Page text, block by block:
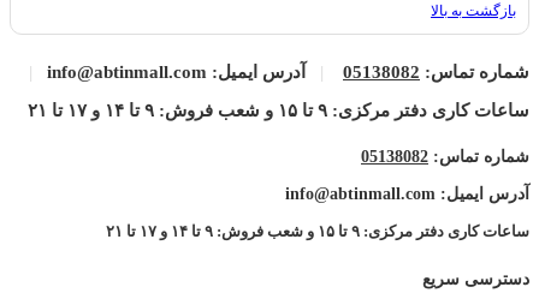
بازگشت به بالا
شماره تماس: 05138082
| آدرس ایمیل: info@abtinmall.com
|
ساعات کاری دفتر مرکزی: ۹ تا ۱۵ و شعب فروش: ۹ تا ۱۴ و ۱۷ تا ۲۱
شماره تماس: 05138082
آدرس ایمیل: info@abtinmall.com
ساعات کاری دفتر مرکزی: ۹ تا ۱۵ و شعب فروش: ۹ تا ۱۴ و ۱۷ تا ۲۱
دسترسی سریع